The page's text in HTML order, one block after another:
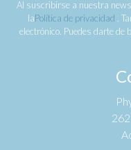
Al suscribirse a nuestra
laPolítica de privacidad
.
electrónico. Puedes darte de